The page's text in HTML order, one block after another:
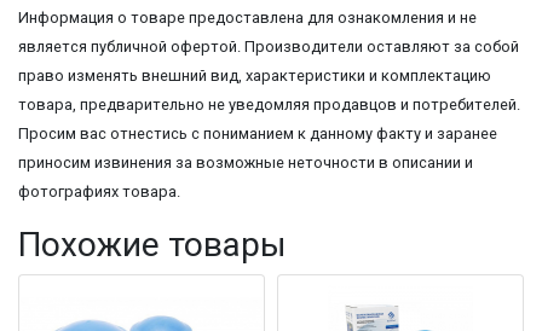
Информация о товаре предоставлена для ознакомления и не
является публичной офертой. Производители оставляют за собой
право изменять внешний вид, характеристики и комплектацию
товара, предварительно не уведомляя продавцов и потребителей.
Просим вас отнестись с пониманием к данному факту и заранее
приносим извинения за возможные неточности в описании и
фотографиях товара.
Похожие товары